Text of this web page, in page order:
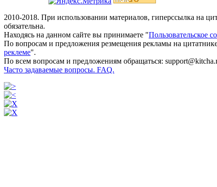
2010-2018. При использовании материалов, гиперссылка на
обязательна.
Находясь на данном сайте вы принимаете "Пользовательское
По вопросам и предложения резмещения рекламы на
реклеме".
По всем вопросам и предложениям обращаться:
Часто задаваемые вопросы. FAQ.